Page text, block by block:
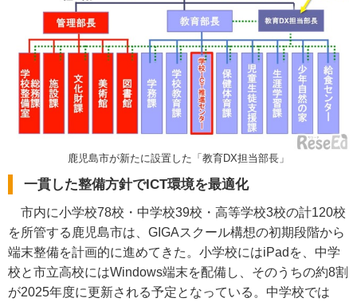
鹿児島市が新たに設置した「教育DX担当部長」
一貫した整備方針でICT環境を最適化
市内に小学校78校・中学校39校・高等学校3校の計120校
を所管する鹿児島市は、GIGAスクール構想の初期段階から
端末整備を計画的に進めてきた。小学校にはiPadを、中学
校と市立高校にはWindows端末を配備し、そのうちの約8割
が2025年度に更新される予定となっている。中学校では